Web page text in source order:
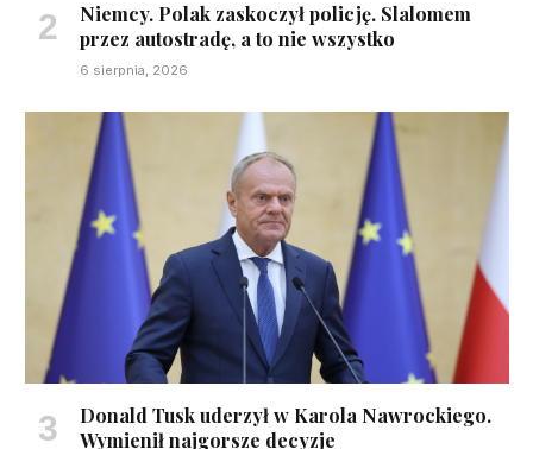
Niemcy. Polak zaskoczył policję. Slalomem
przez autostradę, a to nie wszystko
6 sierpnia, 2026
Donald Tusk uderzył w Karola Nawrockiego.
Wymienił najgorsze decyzje